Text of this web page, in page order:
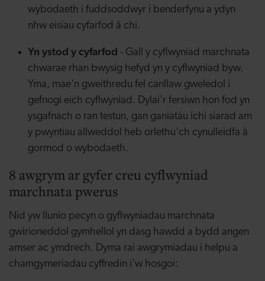
wybodaeth i fuddsoddwyr i benderfynu a ydyn
nhw eisiau cyfarfod â chi.
Yn ystod y cyfarfod - Gall y cyflwyniad marchnata
chwarae rhan bwysig hefyd yn y cyflwyniad byw.
Yma, mae'n gweithredu fel canllaw gweledol i
gefnogi eich cyflwyniad. Dylai'r fersiwn hon fod yn
ysgafnach o ran testun, gan ganiatáu ichi siarad am
y pwyntiau allweddol heb orlethu'ch cynulleidfa â
gormod o wybodaeth.
8 awgrym ar gyfer creu cyflwyniad
marchnata pwerus
Nid yw llunio pecyn o gyflwyniadau marchnata
gwirioneddol gymhellol yn dasg hawdd a bydd angen
amser ac ymdrech. Dyma rai awgrymiadau i helpu a
chamgymeriadau cyffredin i'w hosgoi: